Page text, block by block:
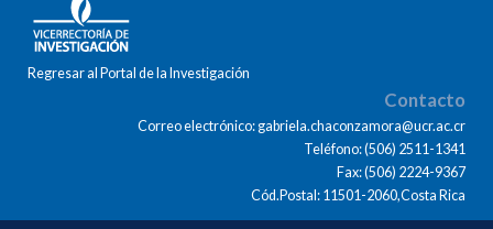
Regresar al Portal de la Investigación
Contacto
Correo electrónico: gabriela.chaconzamora@ucr.ac.cr
Teléfono: (506) 2511-1341
Fax: (506) 2224-9367
Cód.Postal: 11501-2060,Costa Rica